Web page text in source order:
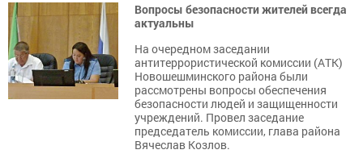
Вопросы безопасности жителей всегда
актуальны
На очередном заседании
антитеррористической комиссии (АТК)
Новошешминского района были
рассмотрены вопросы обеспечения
безопасности людей и защищенности
учреждений. Провел заседание
председатель комиссии, глава района
Вячеслав Козлов.